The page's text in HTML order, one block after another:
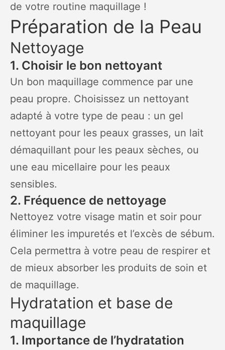
de votre routine maquillage !
Préparation de la Peau
Nettoyage
1. Choisir le bon nettoyant
Un bon maquillage commence par une
peau propre. Choisissez un nettoyant
adapté à votre type de peau : un gel
nettoyant pour les peaux grasses, un lait
démaquillant pour les peaux sèches, ou
une eau micellaire pour les peaux
sensibles.
2. Fréquence de nettoyage
Nettoyez votre visage matin et soir pour
éliminer les impuretés et l’excès de sébum.
Cela permettra à votre peau de respirer et
de mieux absorber les produits de soin et
de maquillage.
Hydratation et base de
maquillage
1. Importance de l’hydratation